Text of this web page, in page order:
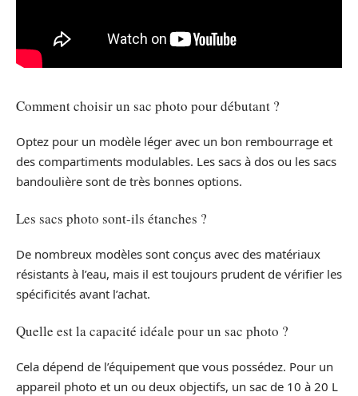
Comment choisir un sac photo pour débutant ?
Optez pour un modèle léger avec un bon rembourrage et
des compartiments modulables. Les sacs à dos ou les sacs
bandoulière sont de très bonnes options.
Les sacs photo sont-ils étanches ?
De nombreux modèles sont conçus avec des matériaux
résistants à l’eau, mais il est toujours prudent de vérifier les
spécificités avant l’achat.
Quelle est la capacité idéale pour un sac photo ?
Cela dépend de l’équipement que vous possédez. Pour un
appareil photo et un ou deux objectifs, un sac de 10 à 20 L